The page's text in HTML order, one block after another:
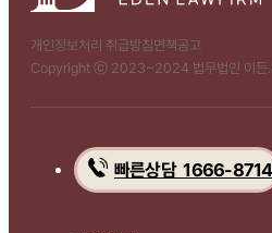
개인정보처리 취급방침 면책공고
Copyright ⓒ 2023~2024 법무법인 이든
빠른상담 1666-8714